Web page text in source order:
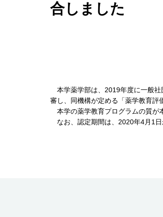
合しました
本学薬学部は、2019年度に一般社
審し、同機構が定める「薬学教育評
本学の薬学教育プログラムの質が
なお、認定期間は、2020年4月1日